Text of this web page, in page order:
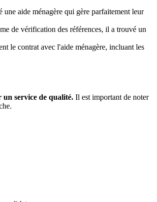
aide ménagère qui gère parfaitement leur
de vérification des références, il a trouvé un
le contrat avec l'aide ménagère, incluant les
un service de qualité. Il est important de noter